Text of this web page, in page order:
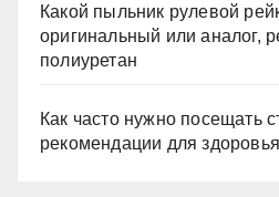
Какой пыльник рулевой
оригинальный или аналог,
полиуретан
Как часто нужно посещать
рекомендации для